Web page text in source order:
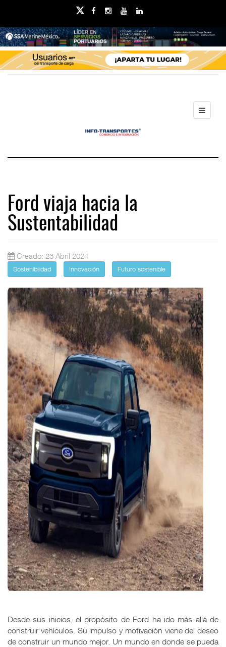
Ford viaja hacia la
Sustentabilidad
Creado: 23 Abril 2024
Sostenibilidad Innovación Futuro sostenible
Desde sus inicios, el propósito de Ford ha ido más allá de
construir vehículos. Su impulso y motivación viene del deseo
de construir un mundo mejor. Un mundo en donde se pueda